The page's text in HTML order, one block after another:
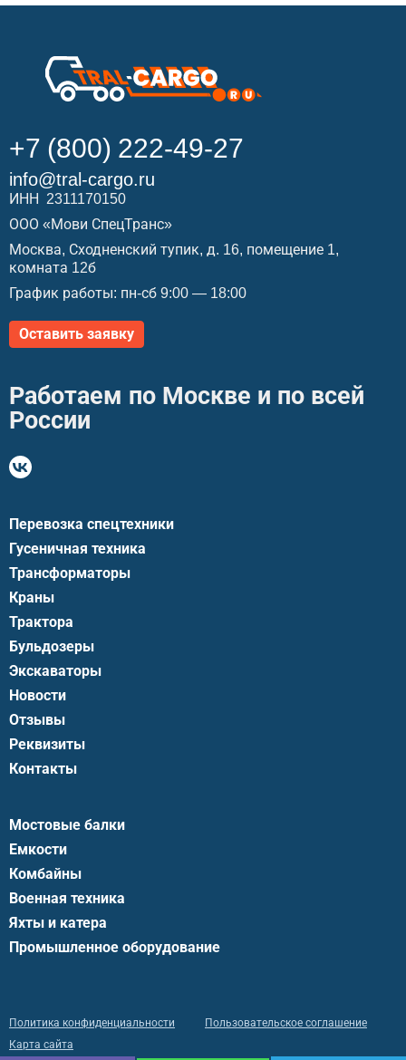
+7 (800) 222-49-27
info@tral-cargo.ru
ИНН 2311170150
ООО «Мови СпецТранс»
Москва, Сходненский тупик, д. 16, помещение 1,
комната 12б
График работы: пн-сб 9:00 — 18:00
Оставить заявку
Работаем по Москве и по всей
России
Перевозка спецтехники
Гусеничная техника
Трансформаторы
Краны
Трактора
Бульдозеры
Экскаваторы
Новости
Отзывы
Реквизиты
Контакты
Мостовые балки
Емкости
Комбайны
Военная техника
Яхты и катера
Промышленное оборудование
Политика конфиденциальности
Пользовательское соглашение
Карта сайта